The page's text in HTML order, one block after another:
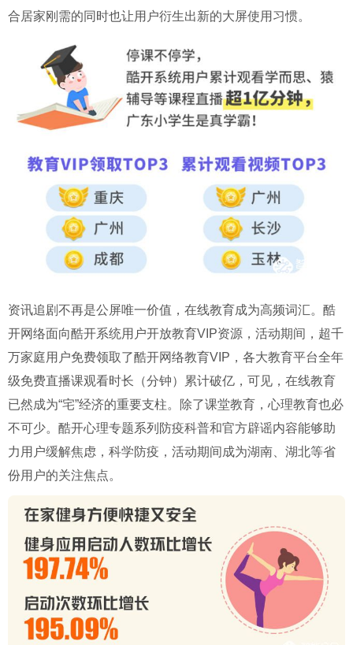
合居家刚需的同时也让用户衍生出新的大屏使用习惯。
资讯追剧不再是公屏唯一价值，在线教育成为高频词汇。酷
开网络面向酷开系统用户开放教育VIP资源，活动期间，超千
万家庭用户免费领取了酷开网络教育VIP，各大教育平台全年
级免费直播课观看时长（分钟）累计破亿，可见，在线教育
已然成为“宅”经济的重要支柱。除了课堂教育，心理教育也必
不可少。酷开心理专题系列防疫科普和官方辟谣内容能够助
力用户缓解焦虑，科学防疫，活动期间成为湖南、湖北等省
份用户的关注焦点。